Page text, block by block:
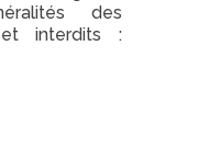
des
et interdits :